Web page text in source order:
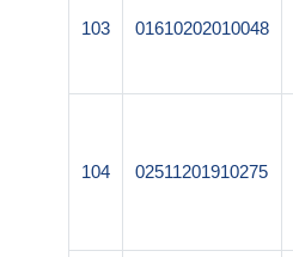
103 01610202010048
104 02511201910275